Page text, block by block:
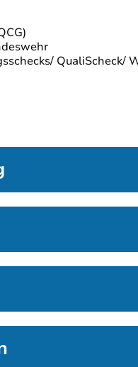
QualiScheck/